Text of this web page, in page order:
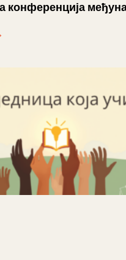
конференција